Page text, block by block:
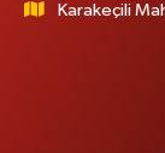
Karakeçili